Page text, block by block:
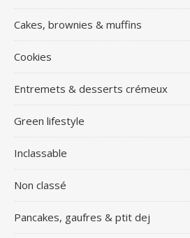
Cakes, brownies & muffins
Cookies
Entremets & desserts crémeux
Green lifestyle
Inclassable
Non classé
Pancakes, gaufres & ptit dej